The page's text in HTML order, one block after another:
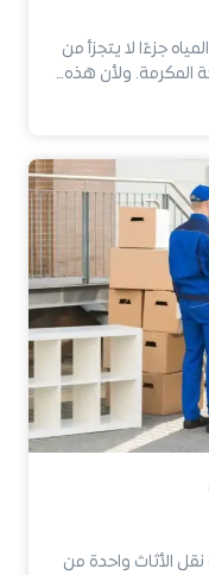
جزءًا لا يتجزأ من
المكرمة. ولأن هذه…
الأثاث واحدة من